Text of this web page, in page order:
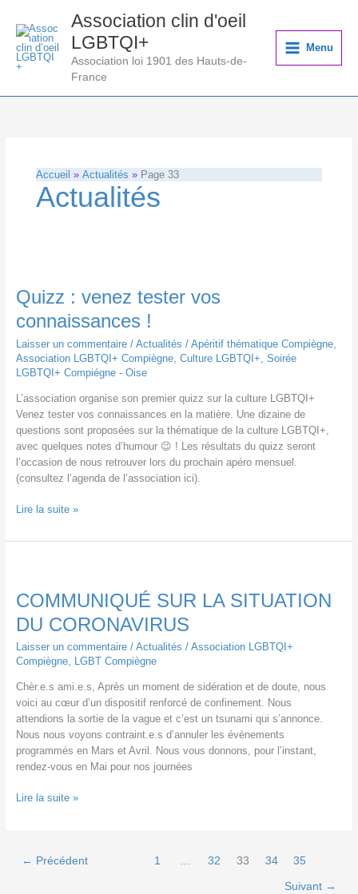
contenu
Association clin d'oeil
LGBTQI+
Association loi 1901 des Hauts-de-
France
Menu
Accueil Actualités Page 33
Actualités
Quizz : venez tester vos
connaissances !
Laisser un commentaire / Actualités / Apéritif thématique Compiègne,
Association LGBTQI+ Compiègne, Culture LGBTQI+, Soirée
LGBTQI+ Compiégne - Oise
L’association organise son premier quizz sur la culture LGBTQI+
Venez tester vos connaissances en la matière. Une dizaine de
questions sont proposées sur la thématique de la culture LGBTQI+,
avec quelques notes d’humour 😉 ! Les résultats du quizz seront
l’occasion de nous retrouver lors du prochain apéro mensuel.
(consultez l’agenda de l’association ici).
Quizz
venez
!
Lire la suite »
COMMUNIQUÉ SUR LA SITUATION
DU CORONAVIRUS
Laisser un commentaire / Actualités / Association LGBTQI+
Compiègne, LGBT Compiègne
Chèr.e.s ami.e.s, Après un moment de sidération et de doute, nous
voici au cœur d’un dispositif renforcé de confinement. Nous
attendions la sortie de la vague et c’est un tsunami qui s’annonce.
Nous nous voyons contraint.e.s d’annuler les évènements
programmés en Mars et Avril. Nous vous donnons, pour l’instant,
rendez-vous en Mai pour nos journées
COMMUNIQUÉ
DU
Lire la suite »
← Précédent 1 … 32 33 34 35
Suivant →